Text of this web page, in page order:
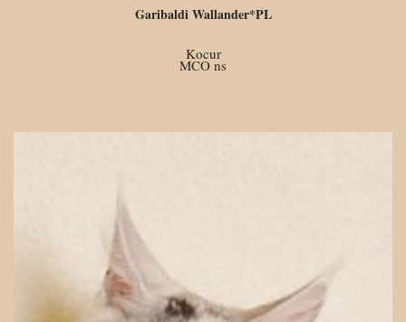
Garibaldi Wallander*PL
Kocur
MCO ns